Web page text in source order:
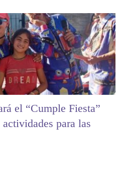
el “Cumple Fiesta”
para las